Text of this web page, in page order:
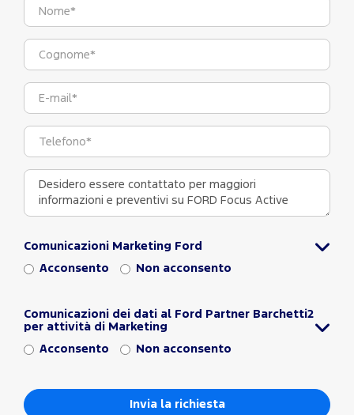
Comunicazioni Marketing Ford
Acconsento Non acconsento
Comunicazioni dei dati al Ford Partner Barchetti2
per attività di Marketing
Acconsento Non acconsento